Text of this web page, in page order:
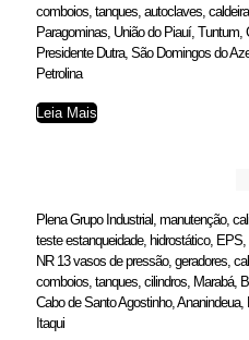
comboios, tanques, autoclaves,
Paragominas, União do Piauí, Tuntum,
Presidente Dutra, São Domingos do
Petrolina
Leia Mais
Plena Grupo Industrial, manutenção,
teste estanqueidade, hidrostático,
NR 13 vasos de pressão, geradores,
comboios, tanques, cilindros, Marabá,
Cabo de Santo Agostinho,
Itaqui